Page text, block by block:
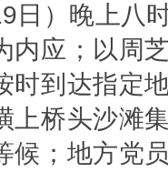
日）晚上八
内应；以周
时到达指定
上桥头沙滩
候；地方党